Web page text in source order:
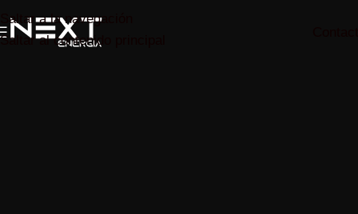
Saltar a la navegación
Saltar al contenido principal